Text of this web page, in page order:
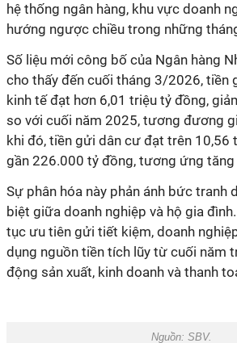
hệ thống ngân hàng, khu vực doanh
hướng ngược chiều trong những
Số liệu mới công bố của Ngân hàng
cho thấy đến cuối tháng 3/2026, tiền
kinh tế đạt hơn 6,01 triệu tỷ đồng,
so với cuối năm 2025, tương đương
khi đó, tiền gửi dân cư đạt trên 10,56
gần 226.000 tỷ đồng, tương ứng tăng
Sự phân hóa này phản ánh bức tranh
biệt giữa doanh nghiệp và hộ gia
tục ưu tiên gửi tiết kiệm, doanh
dụng nguồn tiền tích lũy từ cuối năm
động sản xuất, kinh doanh và thanh
Nguồn: SBV.